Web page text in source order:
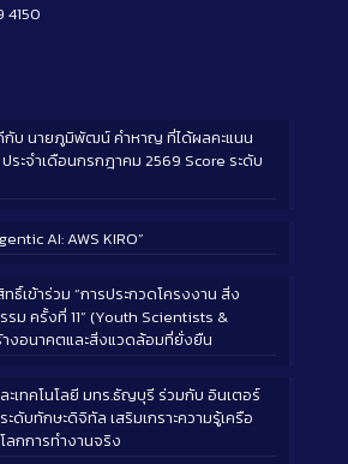
4150
บ นายภูมิพัฒน์ คำหาญ ที่ได้ผลคะแนน
ระจำเดือนกรกฎาคม 2569 Score ระดับ
AI: AWS KIRO”
ธิ์เข้าร่วม “การประกวดโครงงาน สิ่ง
รม ครั้งที่ 11” (Youth Scientists &
งอนาคตและสิ่งแวดล้อมที่ยั่งยืน
เทคโนโลยี มทร.ธัญบุรี ร่วมกับ อินเตอร์
ดับทักษะดิจิทัล เสริมเกราะความรู้เครือ
กการทำงานจริง